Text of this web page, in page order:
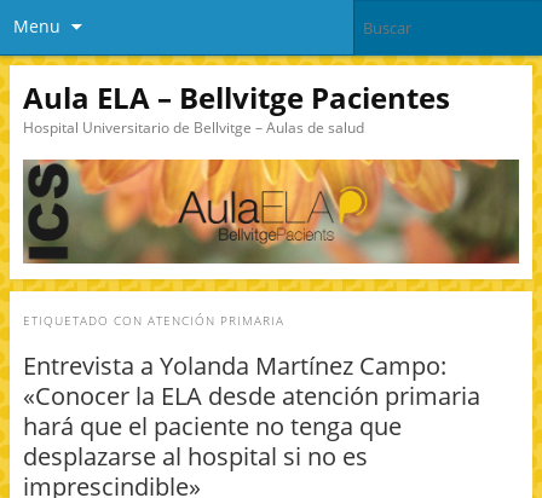
Menu
Aula ELA – Bellvitge Pacientes
Hospital Universitario de Bellvitge – Aulas de salud
ETIQUETADO CON ATENCIÓN PRIMARIA
Entrevista a Yolanda Martínez Campo:
«Conocer la ELA desde atención primaria
hará que el paciente no tenga que
desplazarse al hospital si no es
imprescindible»